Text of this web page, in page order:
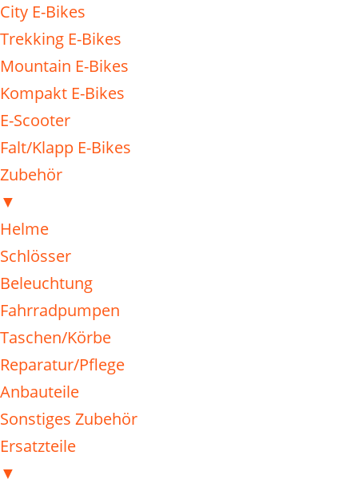
City E-Bikes
Trekking E-Bikes
Mountain E-Bikes
Kompakt E-Bikes
E-Scooter
Falt/Klapp E-Bikes
Zubehör
▼
Helme
Schlösser
Beleuchtung
Fahrradpumpen
Taschen/Körbe
Reparatur/Pflege
Anbauteile
Sonstiges Zubehör
Ersatzteile
▼